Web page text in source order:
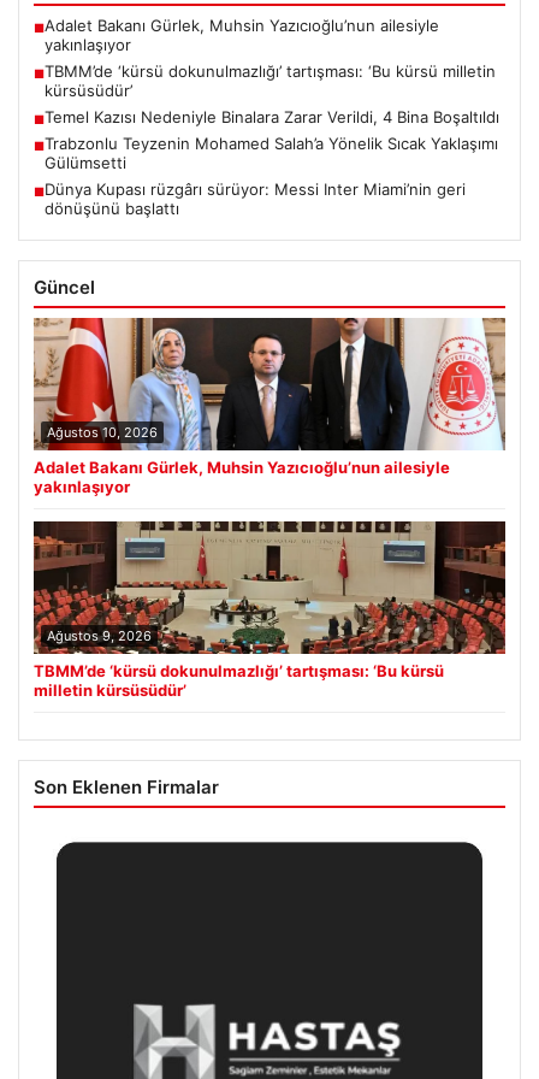
■Adalet Bakanı Gürlek, Muhsin Yazıcıoğlu’nun ailesiyle
yakınlaşıyor
■TBMM’de ‘kürsü dokunulmazlığı’ tartışması: ‘Bu kürsü milletin
kürsüsüdür’
■Temel Kazısı Nedeniyle Binalara Zarar Verildi, 4 Bina Boşaltıldı
■Trabzonlu Teyzenin Mohamed Salah’a Yönelik Sıcak Yaklaşımı
Gülümsetti
■Dünya Kupası rüzgârı sürüyor: Messi Inter Miami’nin geri
dönüşünü başlattı
Güncel
Ağustos 10, 2026
Adalet Bakanı Gürlek, Muhsin Yazıcıoğlu’nun ailesiyle
yakınlaşıyor
Ağustos 9, 2026
TBMM’de ‘kürsü dokunulmazlığı’ tartışması: ‘Bu kürsü
milletin kürsüsüdür’
Son Eklenen Firmalar